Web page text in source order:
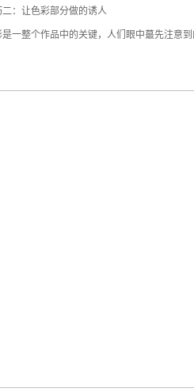
让色彩部分做的诱人
整个作品中的关键，人们眼中蕞先注意到